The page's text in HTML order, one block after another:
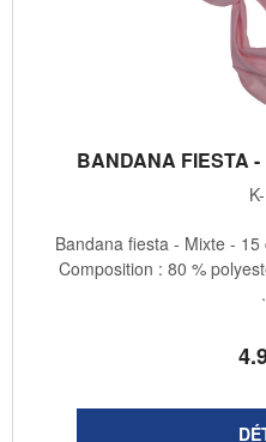
BANDANA FIESTA
4
Bandana fiesta - Mixte -
Composition : 80 %